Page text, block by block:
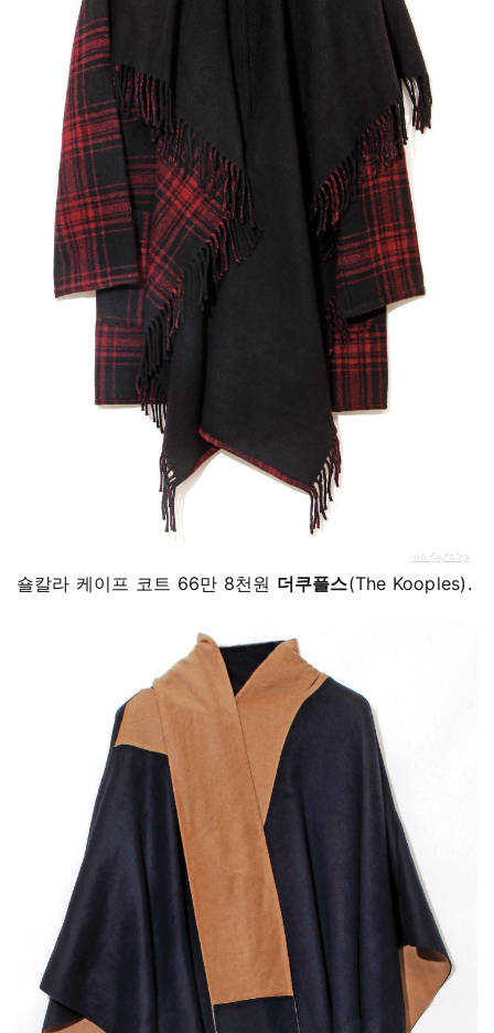
숄칼라 케이프 코트 66만 8천원 더쿠플스(The Kooples).